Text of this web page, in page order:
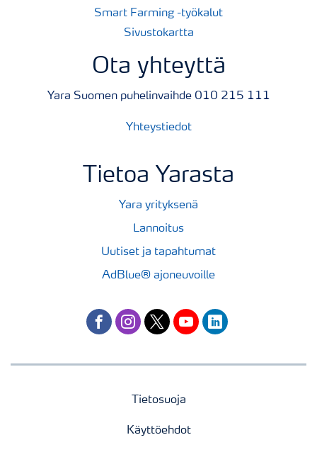
Smart Farming -työkalut
Sivustokartta
Ota yhteyttä
Yara Suomen puhelinvaihde 010 215 111
Yhteystiedot
Tietoa Yarasta
Yara yrityksenä
Lannoitus
Uutiset ja tapahtumat
AdBlue® ajoneuvoille
facebookinstagram
twitteryoutubelinkedin
Tietosuoja
Käyttöehdot